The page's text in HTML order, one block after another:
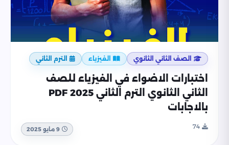
الصف الثاني الثانوي الفيزياء الترم الثاني
اختبارات الاضواء في الفيزياء للصف
الثاني الثانوي الترم الثاني 2025 PDF
بالاجابات
74 9 مايو 2025